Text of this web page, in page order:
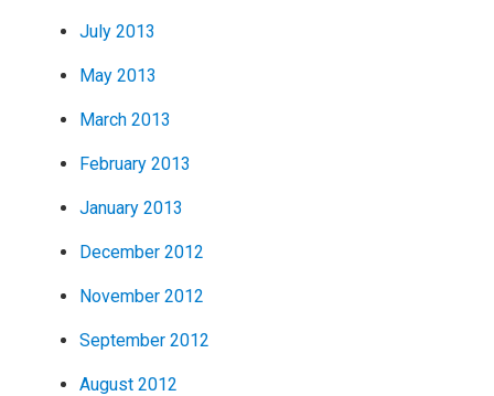
July 2013
May 2013
March 2013
February 2013
January 2013
December 2012
November 2012
September 2012
August 2012